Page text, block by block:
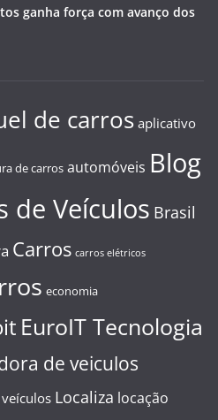
ganha força com avanço dos
de carros aplicativo
de carros automóveis Blog
de Veículos Brasil
Carros carros elétricos
economia
EuroIT Tecnologia
de veiculos
Localiza locação